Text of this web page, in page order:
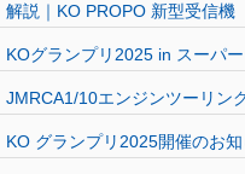
解説｜KO PROPO 新型受信機
KOグランプリ2025 in スーパ
JMRCA1/10エンジンツーリン
KO グランプリ2025開催のお